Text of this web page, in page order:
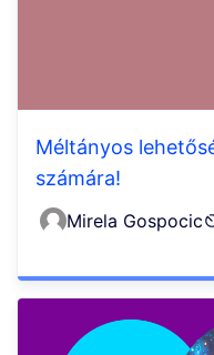
Méltányos
számára!
Mirela Gospocic